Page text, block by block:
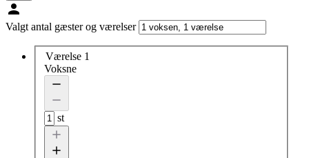
Valgt antal gæster og værelser
Værelse 1
Voksne
st